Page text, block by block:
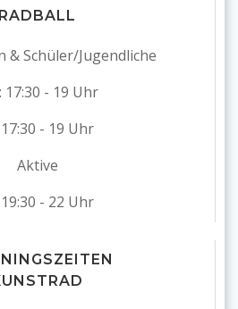
RADBALL
& Schüler/Jugendliche
17:30 - 19 Uhr
- 19 Uhr
Aktive
- 22 Uhr